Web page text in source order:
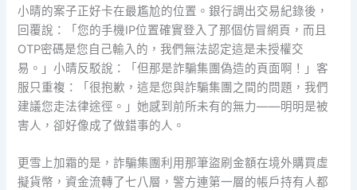
小晴的案子正好卡在最尷尬的位置。銀行調出交易紀錄後，
回覆說：「您的手機IP位置確實登入了那個仿冒網頁，而且
OTP密碼是您自己輸入的，我們無法認定這是未授權交
易。」小晴反駁說：「但那是詐騙集團偽造的頁面啊！」客
服只重複：「很抱歉，這是您與詐騙集團之間的問題，我們
建議您走法律途徑。」她感到前所未有的無力——明明是被
害人，卻好像成了做錯事的人。
更雪上加霜的是，詐騙集團利用那筆盜刷金額在境外購買虛
擬貨幣，資金流轉了七八層，警方連第一層的帳戶持有人都